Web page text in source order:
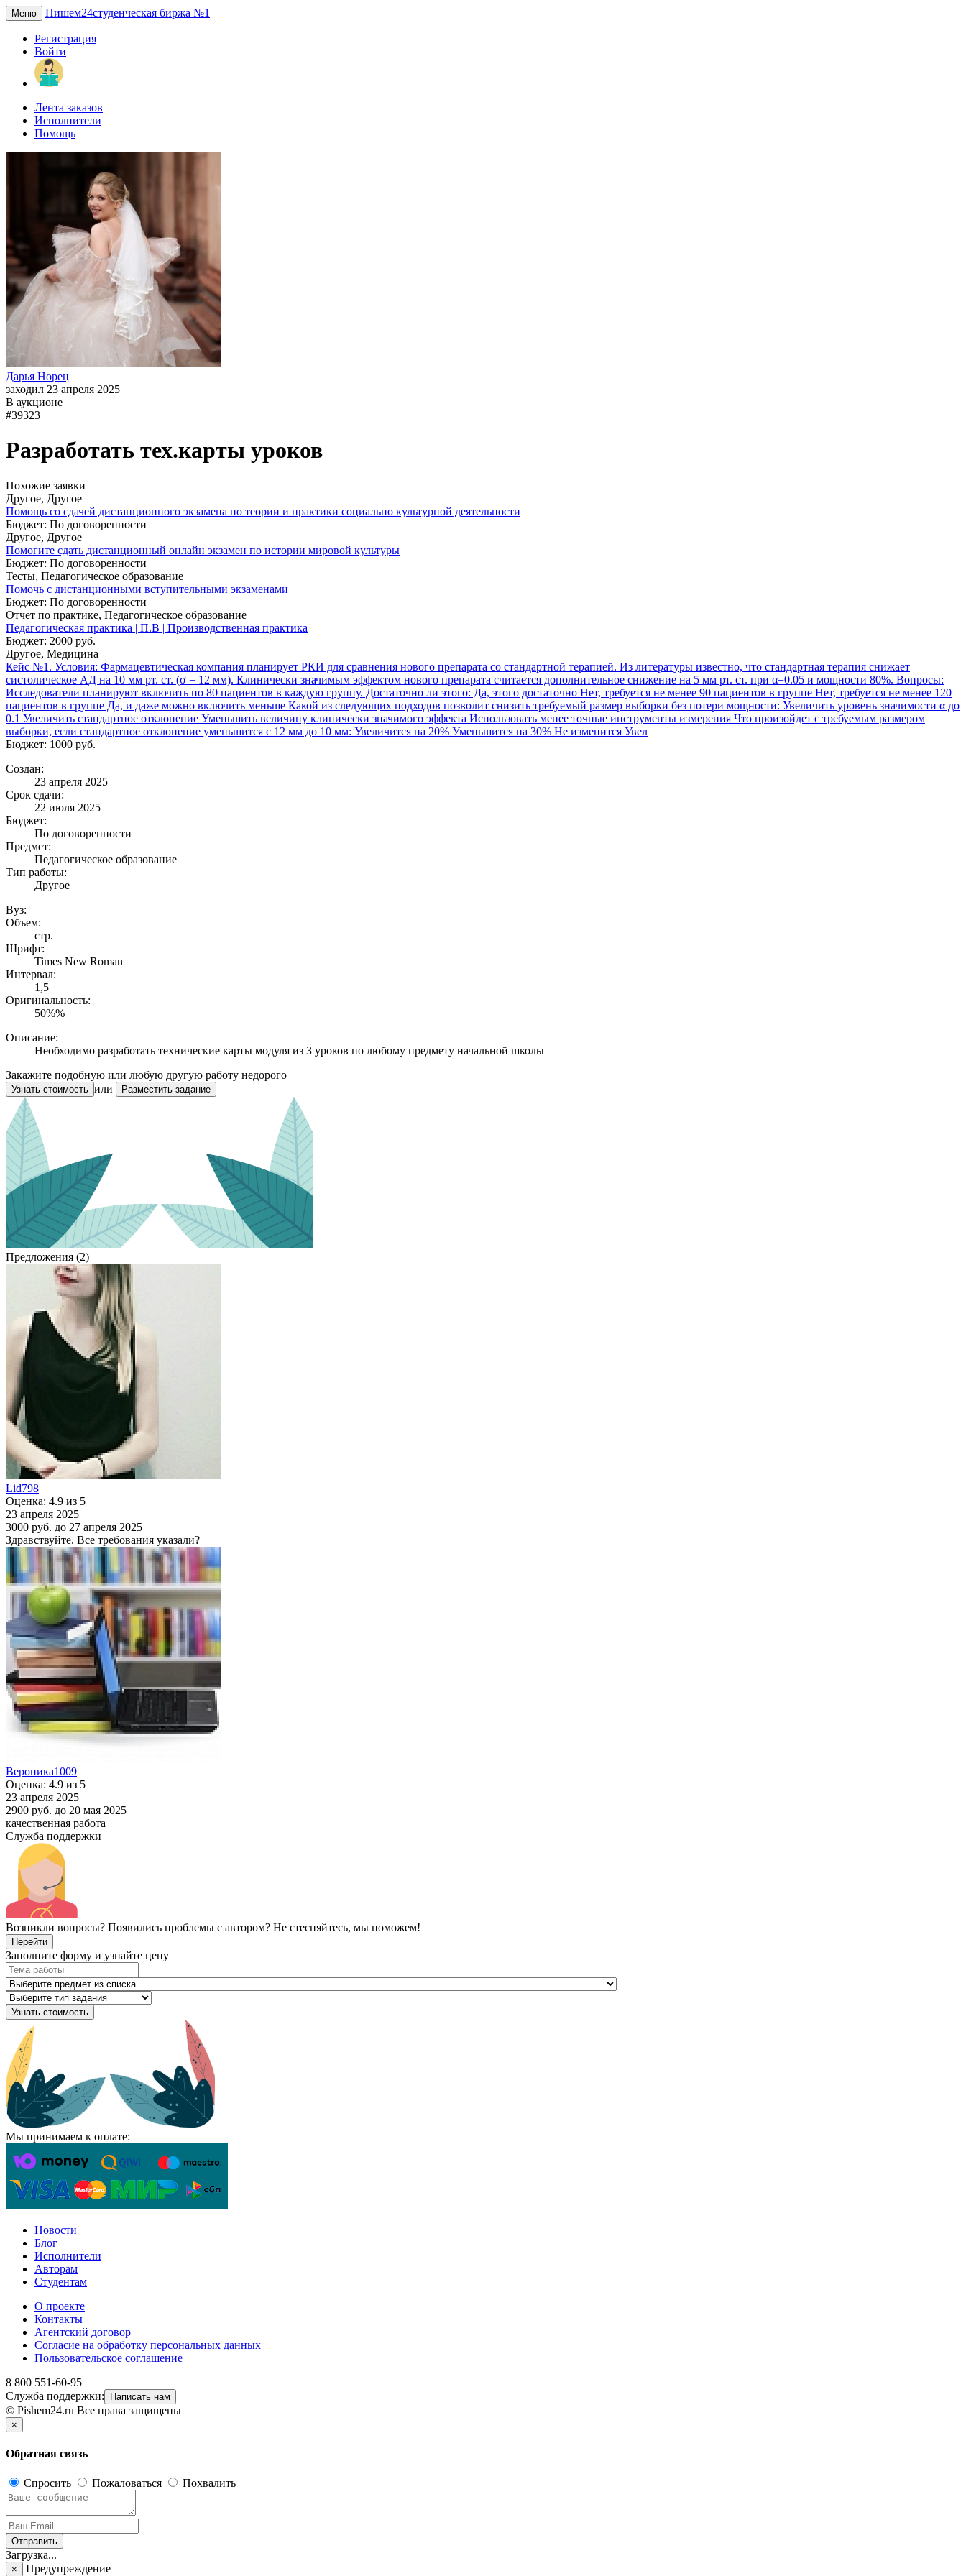
Меню Пишем24студенческая биржа №1
Регистрация
Войти
Лента заказов
Исполнители
Помощь
Дарья Норец
заходил 23 апреля 2025
В аукционе
#39323
Разработать тех.карты уроков
Похожие заявки
Другое, Другое
Помощь со сдачей дистанционного экзамена по теории и практики социально культурной деятельности
Бюджет: По договоренности
Другое, Другое
Помогите сдать дистанционный онлайн экзамен по истории мировой культуры
Бюджет: По договоренности
Тесты, Педагогическое образование
Помочь с дистанционными вступительными экзаменами
Бюджет: По договоренности
Отчет по практике, Педагогическое образование
Педагогическая практика | П.В | Производственная практика
Бюджет: 2000 руб.
Другое, Медицина
Кейс №1. Условия: Фармацевтическая компания планирует РКИ для сравнения нового препарата со стандартной терапией. Из литературы известно, что стандартная терапия снижает
систолическое АД на 10 мм рт. ст. (σ = 12 мм). Клинически значимым эффектом нового препарата считается дополнительное снижение на 5 мм рт. ст. при α=0.05 и мощности 80%. Вопросы:
Исследователи планируют включить по 80 пациентов в каждую группу. Достаточно ли этого: Да, этого достаточно Нет, требуется не менее 90 пациентов в группе Нет, требуется не менее 120
пациентов в группе Да, и даже можно включить меньше Какой из следующих подходов позволит снизить требуемый размер выборки без потери мощности: Увеличить уровень значимости α до
0.1 Увеличить стандартное отклонение Уменьшить величину клинически значимого эффекта Использовать менее точные инструменты измерения Что произойдет с требуемым размером
выборки, если стандартное отклонение уменьшится с 12 мм до 10 мм: Увеличится на 20% Уменьшится на 30% Не изменится Увел
Бюджет: 1000 руб.
Создан:
23 апреля 2025
Срок сдачи:
22 июля 2025
Бюджет:
По договоренности
Предмет:
Педагогическое образование
Тип работы:
Другое
Вуз:
Объем:
стр.
Шрифт:
Times New Roman
Интервал:
1,5
Оригинальность:
50%%
Описание:
Необходимо разработать технические карты модуля из 3 уроков по любому предмету начальной школы
Закажите подобную или любую другую работу недорого
Узнать стоимость или Разместить задание
Предложения (2)
Lid798
Оценка: 4.9 из 5
23 апреля 2025
3000 руб. до 27 апреля 2025
Здравствуйте. Все требования указали?
Вероника1009
Оценка: 4.9 из 5
23 апреля 2025
2900 руб. до 20 мая 2025
качественная работа
Служба поддержки
Возникли вопросы? Появились проблемы с автором? Не стесняйтесь, мы поможем!
Перейти
Заполните форму и узнайте цену
Узнать стоимость
Мы принимаем к оплате:
Новости
Блог
Исполнители
Авторам
Студентам
О проекте
Контакты
Агентский договор
Согласие на обработку персональных данных
Пользовательское соглашение
8 800 551-60-95
Служба поддержки:
Написать нам
© Pishem24.ru Все права защищены
×
Обратная связь
Спросить Пожаловаться Похвалить
Отправить
Загрузка...
× Предупреждение